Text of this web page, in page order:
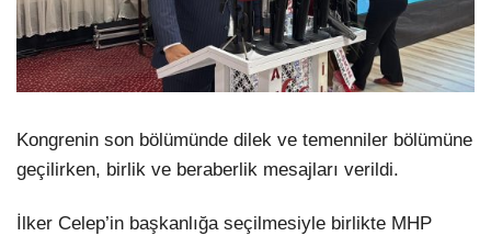
Kongrenin son bölümünde dilek ve temenniler bölümüne
geçilirken, birlik ve beraberlik mesajları verildi.
İlker Celep’in başkanlığa seçilmesiyle birlikte MHP